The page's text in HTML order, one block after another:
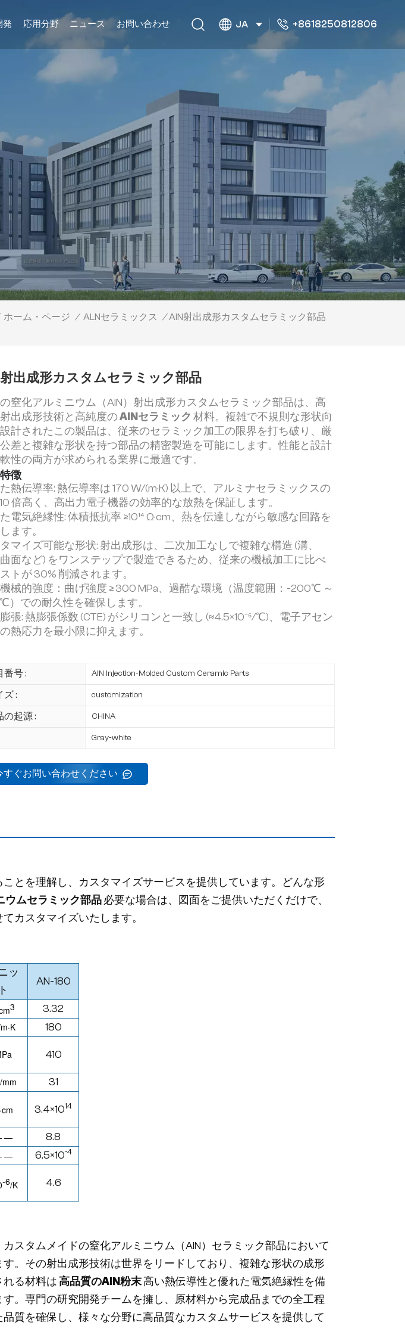
発 応用分野 ニュース お問い合わせ JA +8618250812806
ホーム・ページ / ALNセラミックス / AlN射出成形カスタムセラミック部品
出成形カスタムセラミック部品
窒化アルミニウム（AlN）射出成形カスタムセラミック部品は、高
出成形技術と高純度のAlNセラミック 材料。複雑で不規則な形状向
計されたこの製品は、従来のセラミック加工の限界を打ち破り、厳
差と複雑な形状を持つ部品の精密製造を可能にします。性能と設計
性の両方が求められる業界に最適です。
徴
熱伝導率: 熱伝導率は 170 W/(m·K) 以上で、アルミナセラミックスの
倍高く、高出力電子機器の効率的な放熱を保証します。
電気絶縁性: 体積抵抗率 ≥10¹⁴ Ω·cm、熱を伝達しながら敏感な回路を
ます。
マイズ可能な形状: 射出成形は、二次加工なしで複雑な構造 (溝、
面など) をワンステップで製造できるため、従来の機械加工に比べ
トが 30% 削減されます。
械的強度：曲げ強度 ≥ 300 MPa、過酷な環境（温度範囲：-200℃ ～
）での耐久性を確保します。
張: 熱膨張係数 (CTE) がシリコンと一致し (≈4.5×10⁻⁶/℃)、電子アセン
熱応力を最小限に抑えます。
番号 : AlN Injection-Molded Custom Ceramic Parts
ズ : customization
の起源 : CHINA
Gray-white
すぐお問い合わせください
とを理解し、カスタマイズサービスを提供しています。どんな形
ウムセラミック部品必要な場合は、図面をご提供いただくだけで、
カスタマイズいたします。
ッ
ト
AN-180
3
3.32
m·K 180
410
mm
31
cm 3.4×1014
—
8.8
— 6.5×10-4
-6/K 4.6
スタムメイドの窒化アルミニウム（AlN）セラミック部品において
。その射出成形技術は世界をリードしており、複雑な形状の成形
れる材料は高品質のAlN粉末高い熱伝導性と優れた電気絶縁性を備
。専門の研究開発チームを擁し、原材料から完成品までの全工程
質を確保し、様々な分野に高品質なカスタムサービスを提供して